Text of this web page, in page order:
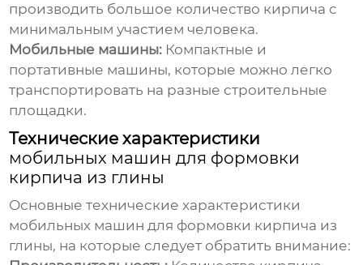
производить большое количество кирпича с
минимальным участием человека.
Мобильные машины: Компактные и
портативные машины, которые можно легко
транспортировать на разные строительные
площадки.
Технические характеристики
мобильных машин для формовки
кирпича из глины
Основные технические характеристики
мобильных машин для формовки кирпича из
глины, на которые следует обратить внимание: